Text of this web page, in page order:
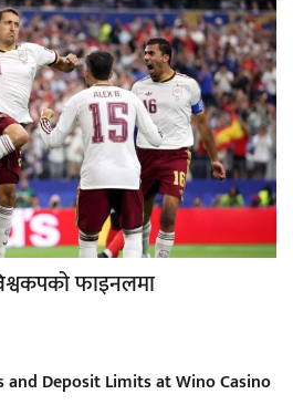
फाइनलमा
Deposit Limits at Wino Casino